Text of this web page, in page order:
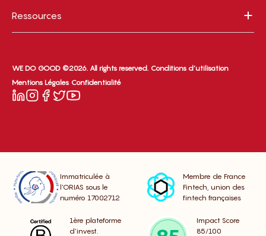
Ressources
WE DO GOOD ©2026. All rights reserved. Conditions d’utilisation
Mentions Légales Confidentialité
Immatriculée à
l’ORIAS sous le
numéro 17002712
Membre de France
Fintech, union des
fintech françaises
1ère plateforme
d’invest.
Impact Score
85/100